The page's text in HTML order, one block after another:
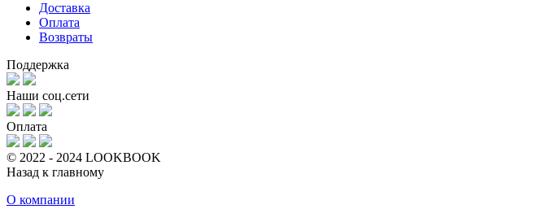
Доставка
Оплата
Возвраты
Поддержка
Наши соц.сети
Оплата
© 2022 - 2024 LOOKBOOK
Назад к главному
О компании